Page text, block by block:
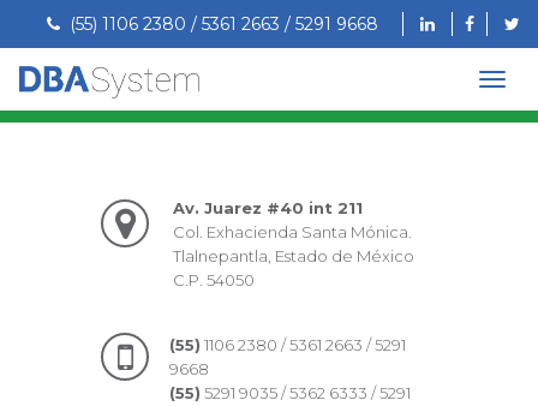
(55) 1106 2380 / 5361 2663 / 5291 9668
Av. Juarez #40 int 211
Col. Exhacienda Santa Mónica.
Tlalnepantla, Estado de México
C.P. 54050
(55) 1106 2380 / 5361 2663 / 5291
9668
(55) 5291 9035 / 5362 6333 / 5291